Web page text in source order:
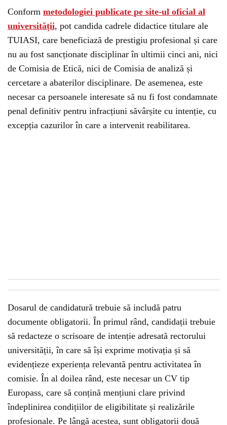
Conform metodologiei publicate pe site-ul oficial al
universității, pot candida cadrele didactice titulare ale
TUIASI, care beneficiază de prestigiu profesional și care
nu au fost sancționate disciplinar în ultimii cinci ani, nici
de Comisia de Etică, nici de Comisia de analiză și
cercetare a abaterilor disciplinare. De asemenea, este
necesar ca persoanele interesate să nu fi fost condamnate
penal definitiv pentru infracțiuni săvârșite cu intenție, cu
excepția cazurilor în care a intervenit reabilitarea.
Dosarul de candidatură trebuie să includă patru
documente obligatorii. În primul rând, candidații trebuie
să redacteze o scrisoare de intenție adresată rectorului
universității, în care să își exprime motivația și să
evidențieze experiența relevantă pentru activitatea în
comisie. În al doilea rând, este necesar un CV tip
Europass, care să conțină mențiuni clare privind
îndeplinirea condițiilor de eligibilitate și realizările
profesionale. Pe lângă acestea, sunt obligatorii două